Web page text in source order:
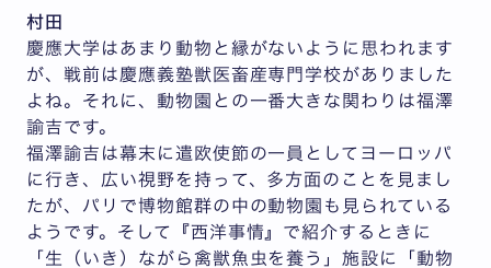
村田
慶應大学はあまり動物と縁がないように思われます
が、戦前は慶應義塾獣医畜産専門学校がありました
よね。それに、動物園との一番大きな関わりは福澤
諭吉です。
福澤諭吉は幕末に遣欧使節の一員としてヨーロッパ
に行き、広い視野を持って、多方面のことを見まし
たが、パリで博物館群の中の動物園も見られている
ようです。そして『西洋事情』で紹介するときに
「生（いき）ながら禽獣魚虫を養う」施設に「動物